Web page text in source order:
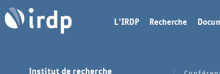
L'IRDP Recherche